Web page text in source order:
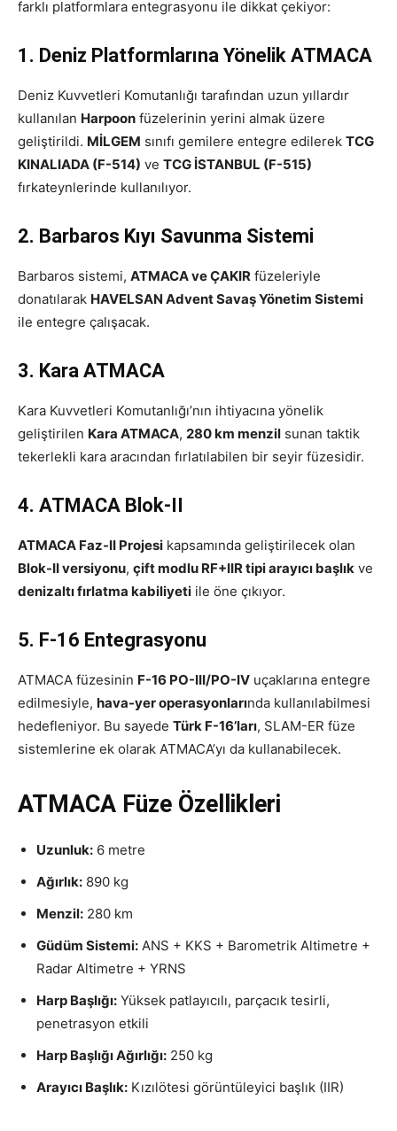
farklı platformlara entegrasyonu ile dikkat çekiyor:
1. Deniz Platformlarına Yönelik ATMACA
Deniz Kuvvetleri Komutanlığı tarafından uzun yıllardır
kullanılan Harpoon füzelerinin yerini almak üzere
geliştirildi. MİLGEM sınıfı gemilere entegre edilerek TCG
KINALIADA (F-514) ve TCG İSTANBUL (F-515)
fırkateynlerinde kullanılıyor.
2. Barbaros Kıyı Savunma Sistemi
Barbaros sistemi, ATMACA ve ÇAKIR füzeleriyle
donatılarak HAVELSAN Advent Savaş Yönetim Sistemi
ile entegre çalışacak.
3. Kara ATMACA
Kara Kuvvetleri Komutanlığı’nın ihtiyacına yönelik
geliştirilen Kara ATMACA, 280 km menzil sunan taktik
tekerlekli kara aracından fırlatılabilen bir seyir füzesidir.
4. ATMACA Blok-II
ATMACA Faz-II Projesi kapsamında geliştirilecek olan
Blok-II versiyonu, çift modlu RF+IIR tipi arayıcı başlık ve
denizaltı fırlatma kabiliyeti ile öne çıkıyor.
5. F-16 Entegrasyonu
ATMACA füzesinin F-16 PO-III/PO-IV uçaklarına entegre
edilmesiyle, hava-yer operasyonlarında kullanılabilmesi
hedefleniyor. Bu sayede Türk F-16’ları, SLAM-ER füze
sistemlerine ek olarak ATMACA’yı da kullanabilecek.
ATMACA Füze Özellikleri
Uzunluk: 6 metre
Ağırlık: 890 kg
Menzil: 280 km
Güdüm Sistemi: ANS + KKS + Barometrik Altimetre +
Radar Altimetre + YRNS
Harp Başlığı: Yüksek patlayıcılı, parçacık tesirli,
penetrasyon etkili
Harp Başlığı Ağırlığı: 250 kg
Arayıcı Başlık: Kızılötesi görüntüleyici başlık (IIR)